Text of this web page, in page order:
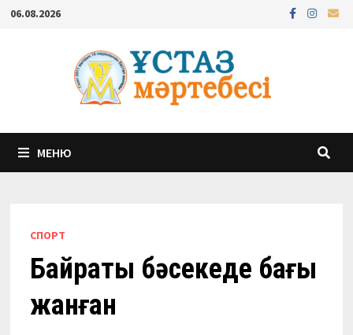
Перейти
содержимому
06.08.2026
МЕНЮ
СПОРТ
Байрақты бәсекеде бағы
жанған